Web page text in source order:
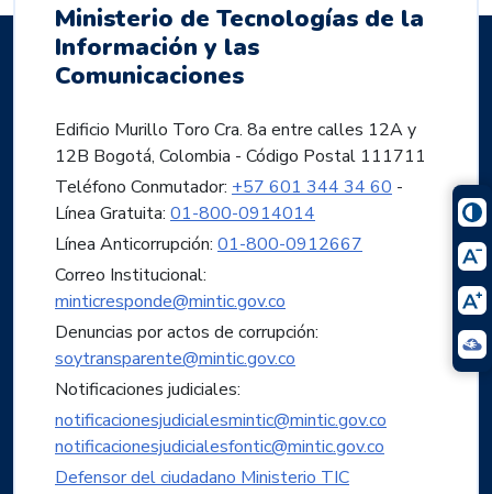
Ministerio de Tecnologías de la
Información y las
Comunicaciones
Edificio Murillo Toro Cra. 8a entre calles 12A y
12B Bogotá, Colombia - Código Postal 111711
Teléfono Conmutador: +57 601 344 34 60 -
Línea Gratuita: 01-800-0914014
Línea Anticorrupción: 01-800-0912667
Correo Institucional:
minticresponde@mintic.gov.co
Denuncias por actos de corrupción:
soytransparente@mintic.gov.co
Notificaciones judiciales:
notificacionesjudicialesmintic@mintic.gov.co
notificacionesjudicialesfontic@mintic.gov.co
Defensor del ciudadano Ministerio TIC